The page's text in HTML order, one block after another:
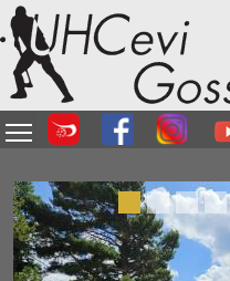
Direkt zum Inhalt